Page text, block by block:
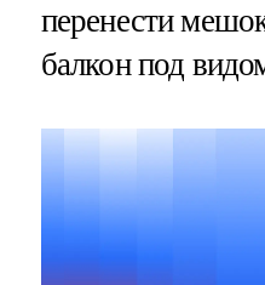
перенести
балкон под